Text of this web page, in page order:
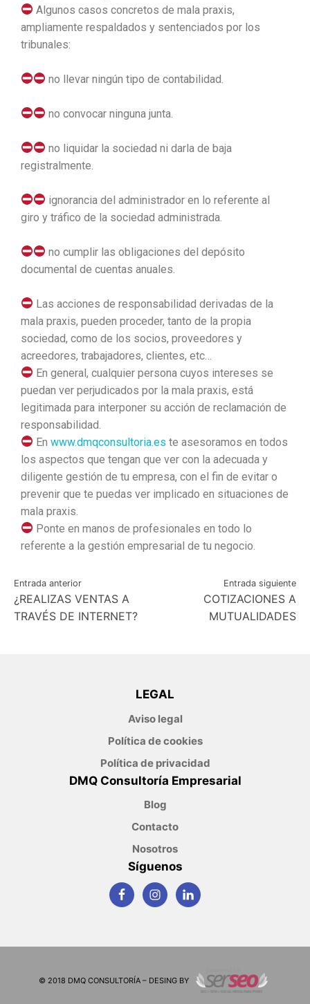
Algunos casos concretos de mala praxis,
ampliamente respaldados y sentenciados por los
tribunales:
no llevar ningún tipo de contabilidad.
no convocar ninguna junta.
no liquidar la sociedad ni darla de baja
registralmente.
ignorancia del administrador en lo referente al
giro y tráfico de la sociedad administrada.
no cumplir las obligaciones del depósito
documental de cuentas anuales.
Las acciones de responsabilidad derivadas de la
mala praxis, pueden proceder, tanto de la propia
sociedad, como de los socios, proveedores y
acreedores, trabajadores, clientes, etc…
En general, cualquier persona cuyos intereses se
puedan ver perjudicados por la mala praxis, está
legitimada para interponer su acción de reclamación de
responsabilidad.
Enwww.dmqconsultoria.es te asesoramos en todos
los aspectos que tengan que ver con la adecuada y
diligente gestión de tu empresa, con el fin de evitar o
prevenir que te puedas ver implicado en situaciones de
mala praxis.
Ponte en manos de profesionales en todo lo
referente a la gestión empresarial de tu negocio.
Entrada anterior
¿REALIZAS VENTAS A
TRAVÉS DE INTERNET?
Entrada siguiente
COTIZACIONES A
MUTUALIDADES
LEGAL
Aviso legal
Política de cookies
Política de privacidad
DMQ Consultoría Empresarial
Blog
Contacto
Nosotros
Síguenos
© 2018 DMQ CONSULTORÍA – DESING BY